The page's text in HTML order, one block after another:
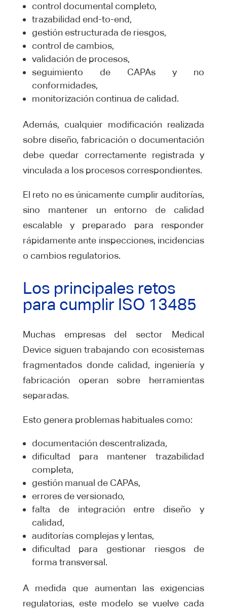
control documental completo,
trazabilidad end-to-end,
gestión estructurada de riesgos,
control de cambios,
validación de procesos,
seguimiento de CAPAs y no
conformidades,
monitorización continua de calidad.
Además, cualquier modificación realizada
sobre diseño, fabricación o documentación
debe quedar correctamente registrada y
vinculada a los procesos correspondientes.
El reto no es únicamente cumplir auditorías,
sino mantener un entorno de calidad
escalable y preparado para responder
rápidamente ante inspecciones, incidencias
o cambios regulatorios.
Los principales retos
para cumplir ISO 13485
Muchas empresas del sector Medical
Device siguen trabajando con ecosistemas
fragmentados donde calidad, ingeniería y
fabricación operan sobre herramientas
separadas.
Esto genera problemas habituales como:
documentación descentralizada,
dificultad para mantener trazabilidad
completa,
gestión manual de CAPAs,
errores de versionado,
falta de integración entre diseño y
calidad,
auditorías complejas y lentas,
dificultad para gestionar riesgos de
forma transversal.
A medida que aumentan las exigencias
regulatorias, este modelo se vuelve cada